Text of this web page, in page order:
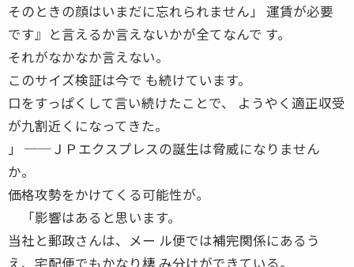
そのときの顔はいまだに忘れられません」 運賃が必要
です』と言えるか言えないかが全てなんで す。
それがなかなか言えない。
このサイズ検証は今で も続けています。
口をすっぱくして言い続けたことで、 ようやく適正収受
が九割近くになってきた。
」 ──ＪＰエクスプレスの誕生は脅威になりません
か。
価格攻勢をかけてくる可能性が。
「影響はあると思います。
当社と郵政さんは、メー ル便では補完関係にあるう
え、宅配便でもかなり棲 み分けができている。